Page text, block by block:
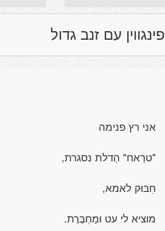
פינגווין עם זנב גדול
אני רץ פנימה
"טרַאח" הַדלת נסגרת,
חִבּוּק לאמא,
מוציא לי עט וּמַחְבֶּרֶת.